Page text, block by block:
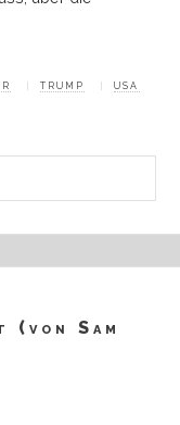
TRUMP USA
Sam